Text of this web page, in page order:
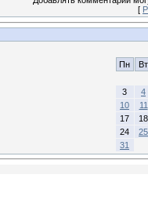
[
Пн Вт
3
4
10
11
17
18
24
25
31